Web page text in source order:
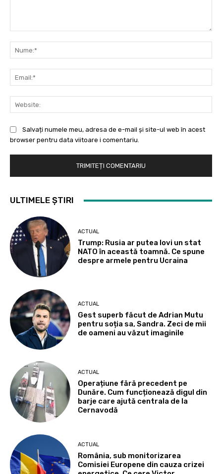
Salvați numele meu, adresa de e-mail și site-ul web în acest
browser pentru data viitoare i comentariu.
ULTIMELE ȘTIRI
ACTUAL
Trump: Rusia ar putea lovi un stat
NATO în această toamnă. Ce spune
despre armele pentru Ucraina
ACTUAL
Gest superb făcut de Adrian Mutu
pentru soția sa, Sandra. Zeci de mii
de oameni au văzut imaginile
ACTUAL
Operațiune fără precedent pe
Dunăre. Cum funcționează digul din
barje care ajută centrala de la
Cernavodă
ACTUAL
România, sub monitorizarea
Comisiei Europene din cauza crizei